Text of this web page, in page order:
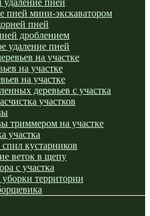
удаление пней
пней мини-экскаватором
пней
дроблением
удаление пней
на участке
на участке
на участке
деревьев с участка
участков
триммером на участке
участка
кустарников
веток в щепу
с участка
территории